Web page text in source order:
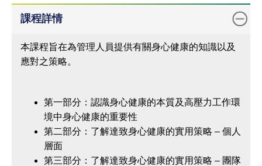
申
請
備
註
課程詳情
本課程旨在為管理人員提供有關身心健康的知識以及
應對之策略。
第一部分：認識身心健康的本質及高壓力工作環
境中身心健康的重要性
第二部分：了解達致身心健康的實用策略 – 個人
層面
第三部分：了解達致身心健康的實用策略 – 團隊